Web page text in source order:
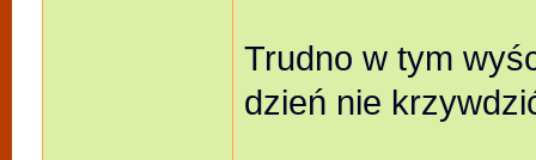
Trudno w tym
dzień nie